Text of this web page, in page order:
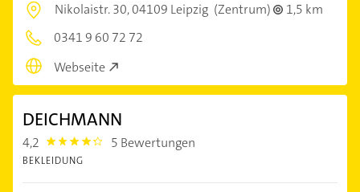
Nikolaistr. 30,04109 Leipzig (Zentrum)
1,5 km
0341 9 60 72 72
Webseite
DEICHMANN
4,2 4.2000003 5 Bewertungen
BEKLEIDUNG